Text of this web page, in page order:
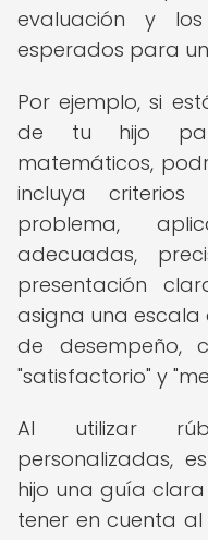
evaluación y
esperados para
Por ejemplo, si
de tu hijo
matemáticos,
incluya criterios
problema,
adecuadas,
presentación
asigna una
de desempeño,
"satisfactorio" y
Al utilizar
personalizadas,
hijo una guía
tener en cuenta